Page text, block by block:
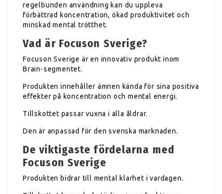
regelbunden användning kan du uppleva
förbättrad koncentration, ökad produktivitet och
minskad mental trötthet.
Vad är Focuson Sverige?
Focuson Sverige är en innovativ produkt inom
Brain-segmentet.
Produkten innehåller ämnen kända för sina positiva
effekter på koncentration och mental energi.
Tillskottet passar vuxna i alla åldrar.
Den är anpassad för den svenska marknaden.
De viktigaste fördelarna med
Focuson Sverige
Produkten bidrar till mental klarhet i vardagen.